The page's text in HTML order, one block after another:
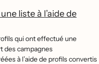
liste à l’aide de
qui ont effectué une
des campagnes
à l’aide de profils convertis